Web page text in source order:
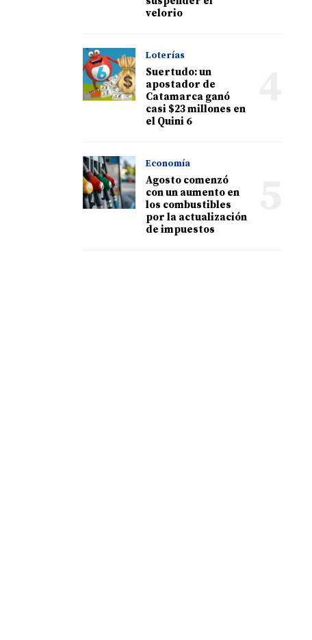
velorio
Loterías
Suertudo: un
apostador de
Catamarca ganó
casi $23 millones en
el Quini 6
Economía
Agosto comenzó
con un aumento en
los combustibles
por la actualización
de impuestos